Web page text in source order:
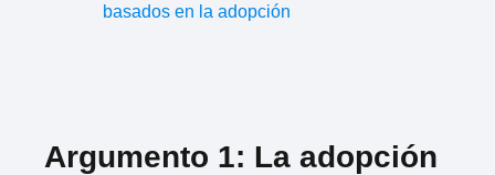
basados en la adopción
Argumento 1: La adopción